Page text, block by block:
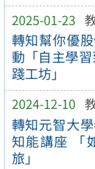
2025-01-23
轉知幫你優
動「自主學
踐工坊」
2024-12-10
轉知元智大
知能講座 「
旅」